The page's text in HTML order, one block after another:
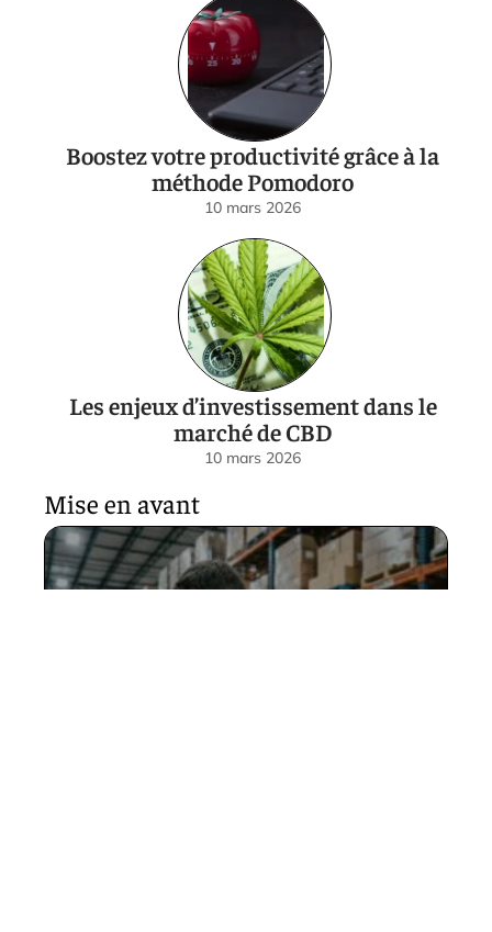
Boostez votre productivité grâce à la
méthode Pomodoro
10 mars 2026
Les enjeux d’investissement dans le
marché de CBD
10 mars 2026
Mise en avant